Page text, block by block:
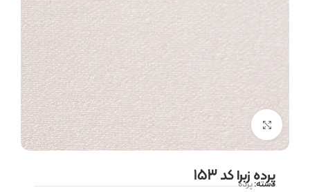
بزرگنمایی تصویر
پرده زبرا کد 153
دسته:پرده